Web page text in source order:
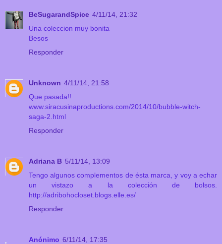
BeSugarandSpice 4/11/14, 21:32
Una coleccion muy bonita
Besos
Responder
Unknown 4/11/14, 21:58
Que pasada!!
www.siracusinaproductions.com/2014/10/bubble-witch-
saga-2.html
Responder
Adriana B 5/11/14, 13:09
Tengo algunos complementos de ésta marca, y voy a echar
un vistazo a la colección de bolsos.
http://adribohocloset.blogs.elle.es/
Responder
Anónimo 6/11/14, 17:35